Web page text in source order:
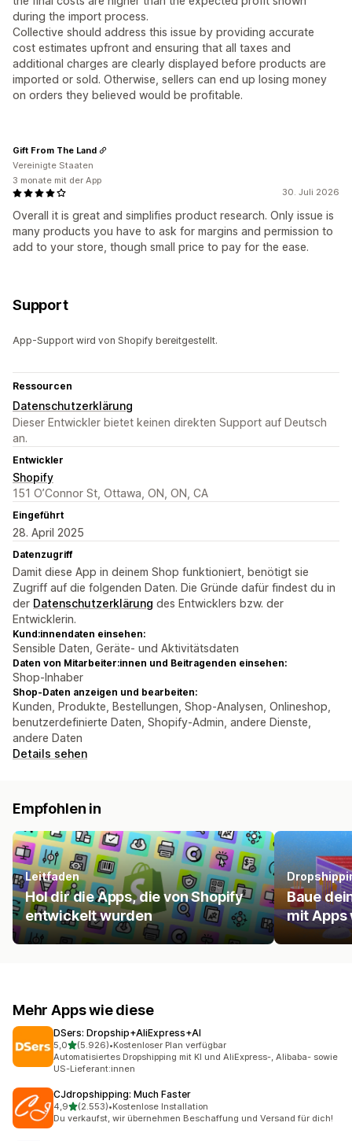
during the import process.
Collective should address this issue by providing accurate
cost estimates upfront and ensuring that all taxes and
additional charges are clearly displayed before products are
imported or sold. Otherwise, sellers can end up losing money
on orders they believed would be profitable.
30. Juli 2026
Overall it is great and simplifies product research. Only issue is
many products you have to ask for margins and permission to
add to your store, though small price to pay for the ease.
Gift From The Land
Vereinigte Staaten
3 monate mit der App
Support
App-Support wird von Shopify bereitgestellt.
Ressourcen
Datenschutzerklärung
Dieser Entwickler bietet keinen direkten Support auf Deutsch
an.
Entwickler
Shopify
151 O’Connor St, Ottawa, ON, ON, CA
Eingeführt
28. April 2025
Datenzugriff
Damit diese App in deinem Shop funktioniert, benötigt sie
Zugriff auf die folgenden Daten. Die Gründe dafür findest du in
der Datenschutzerklärung des Entwicklers bzw. der
Entwicklerin.
Kund:innendaten einsehen:
Sensible Daten, Geräte- und Aktivitätsdaten
Daten von Mitarbeiter:innen und Beitragenden einsehen:
Shop-Inhaber
Shop-Daten anzeigen und bearbeiten:
Kunden, Produkte, Bestellungen, Shop-Analysen, Onlineshop,
benutzerdefinierte Daten, Shopify-Admin, andere Dienste,
andere Daten
Details sehen
Empfohlen in
Leitfaden
Hol dir die Apps, die von Shopify
entwickelt wurden
Baue
mit Apps
Mehr Apps wie diese
DSers: Dropship+AliExpress+AI
5,0von 5 Sternen
(5.926)
5926 Rezensionen insgesamt
•Kostenloser Plan verfügbar
Automatisiertes Dropshipping mit KI und AliExpress-, Alibaba- sowie
US-Lieferant:innen
CJdropshipping: Much Faster
4,9von 5 Sternen
(2.553)
2553 Rezensionen insgesamt
•Kostenlose Installation
Du verkaufst, wir übernehmen Beschaffung und Versand für dich!